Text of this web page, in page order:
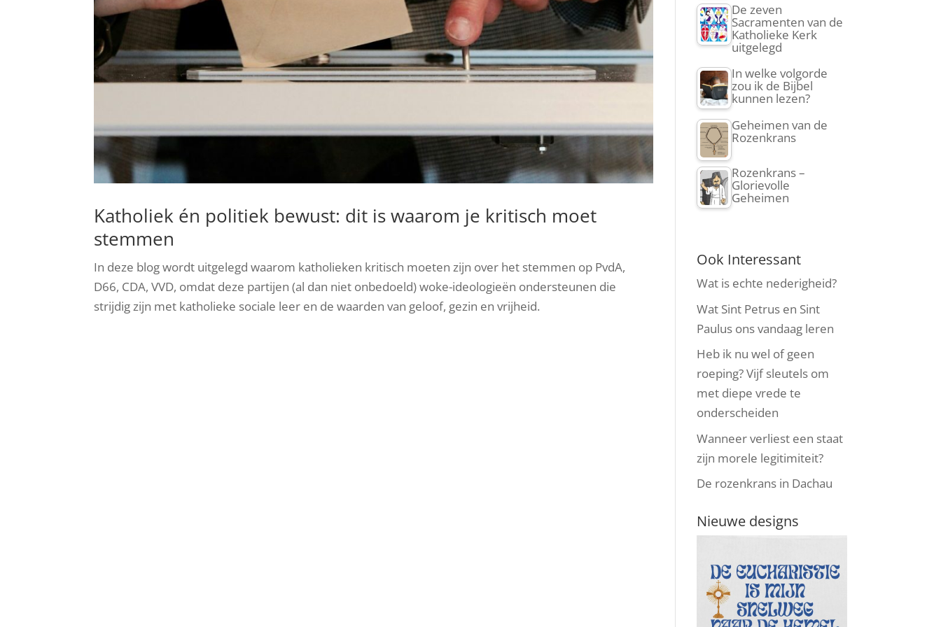
Katholiek én politiek bewust: dit is waarom je kritisch moet
stemmen
In deze blog wordt uitgelegd waarom katholieken kritisch moeten zijn over het stemmen op PvdA,
D66, CDA, VVD, omdat deze partijen (al dan niet onbedoeld) woke-ideologieën ondersteunen die
strijdig zijn met katholieke sociale leer en de waarden van geloof, gezin en vrijheid.
De zeven
Sacramenten van de
Katholieke Kerk
uitgelegd
In welke volgorde
zou ik de Bijbel
kunnen lezen?
Geheimen van de
Rozenkrans
Rozenkrans –
Glorievolle
Geheimen
Ook Interessant
Wat is echte nederigheid?
Wat Sint Petrus en Sint
Paulus ons vandaag leren
Heb ik nu wel of geen
roeping? Vijf sleutels om
met diepe vrede te
onderscheiden
Wanneer verliest een staat
zijn morele legitimiteit?
De rozenkrans in Dachau
Nieuwe designs